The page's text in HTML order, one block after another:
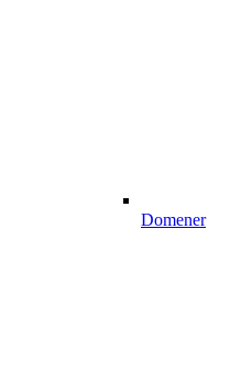
Domener